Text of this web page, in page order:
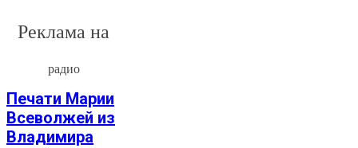
Реклама на
радио
Печати Марии
Всеволжей из
Владимира